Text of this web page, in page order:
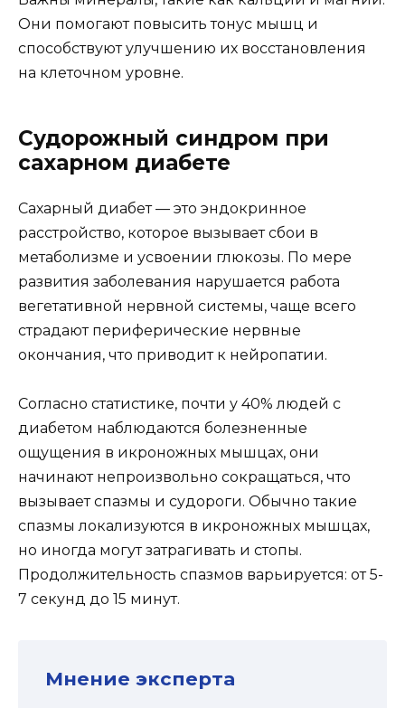
Они помогают повысить тонус мышц и
способствуют улучшению их восстановления
на клеточном уровне.
Судорожный синдром при
сахарном диабете
Сахарный диабет — это эндокринное
расстройство, которое вызывает сбои в
метаболизме и усвоении глюкозы. По мере
развития заболевания нарушается работа
вегетативной нервной системы, чаще всего
страдают периферические нервные
окончания, что приводит к нейропатии.
Согласно статистике, почти у 40% людей с
диабетом наблюдаются болезненные
ощущения в икроножных мышцах, они
начинают непроизвольно сокращаться, что
вызывает спазмы и судороги. Обычно такие
спазмы локализуются в икроножных мышцах,
но иногда могут затрагивать и стопы.
Продолжительность спазмов варьируется: от 5-
7 секунд до 15 минут.
Мнение эксперта